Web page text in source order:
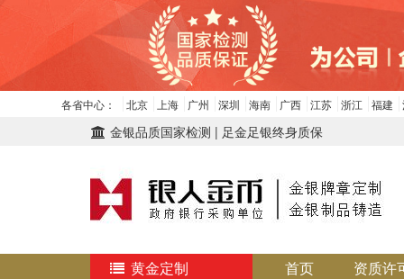
各省中心： 北京 上海 广州 深圳 海南 广西 江苏 浙江 福建
金银品质国家检测 | 足金足银终身质保
黄金定制 首页 资质许